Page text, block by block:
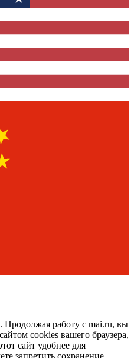
работу с mai.ru, вы
cookies вашего браузера,
сайт удобнее для